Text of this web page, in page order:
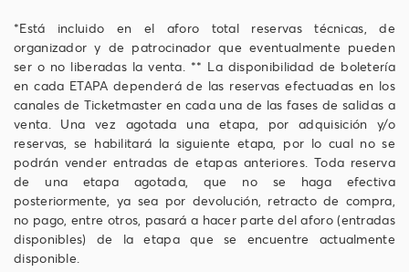
*Está incluido en el aforo total reservas técnicas, de
organizador y de patrocinador que eventualmente pueden
ser o no liberadas la venta. ** La disponibilidad de boletería
en cada ETAPA dependerá de las reservas efectuadas en los
canales de Ticketmaster en cada una de las fases de salidas a
venta. Una vez agotada una etapa, por adquisición y/o
reservas, se habilitará la siguiente etapa, por lo cual no se
podrán vender entradas de etapas anteriores. Toda reserva
de una etapa agotada, que no se haga efectiva
posteriormente, ya sea por devolución, retracto de compra,
no pago, entre otros, pasará a hacer parte del aforo (entradas
disponibles) de la etapa que se encuentre actualmente
disponible.